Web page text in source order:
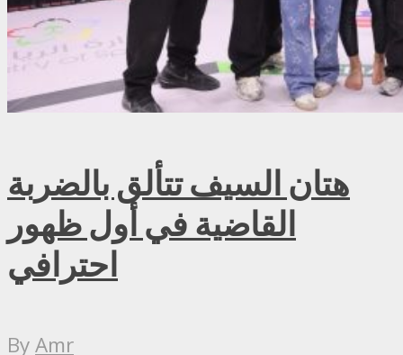
هتان السيف تتألق بالضربة
القاضية في أول ظهور
احترافي
ByAmr